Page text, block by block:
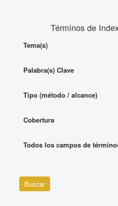
Términos de
Tema(s)
Palabra(s) Clave
Tipo (método / alcance)
Cobertura
Todos los campos de